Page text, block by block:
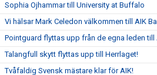
Sophia Ojhammar till University at Buffalo
Vi hälsar Mark Celedon välkommen till AIK
Pointguard flyttas upp från de egna leden till
Talangfull skytt flyttas upp till Herrlaget!
Tvåfaldig Svensk mästare klar för AIK!